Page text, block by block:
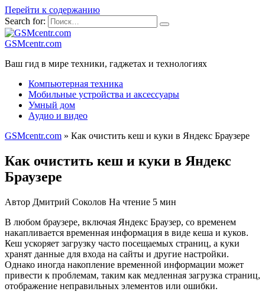
Перейти к содержанию
Search for:
GSMcentr.com
Ваш гид в мире техники, гаджетах и технологиях
Компьютерная техника
Мобильные устройства и аксессуары
Умный дом
Аудио и видео
GSMcentr.com » Как очистить кеш и куки в Яндекс Браузере
Как очистить кеш и куки в Яндекс
Браузере
Автор Дмитрий Соколов На чтение 5 мин
В любом браузере, включая Яндекс Браузер, со временем
накапливается временная информация в виде кеша и куков.
Кеш ускоряет загрузку часто посещаемых страниц, а куки
хранят данные для входа на сайты и другие настройки.
Однако иногда накопление временной информации может
привести к проблемам, таким как медленная загрузка страниц,
отображение неправильных элементов или ошибки.